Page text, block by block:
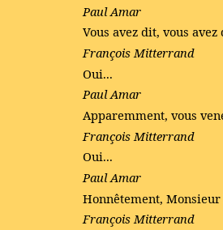
Paul Amar
Vous avez dit, vous
François Mitterrand
Oui...
Paul Amar
Apparemment, vous
François Mitterrand
Oui...
Paul Amar
Honnêtement, Monsieur
François Mitterrand